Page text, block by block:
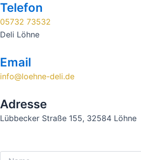
Telefon
05732 73532
Deli Löhne
Email
info@loehne-deli.de
Adresse
Lübbecker Straße 155, 32584 Löhne